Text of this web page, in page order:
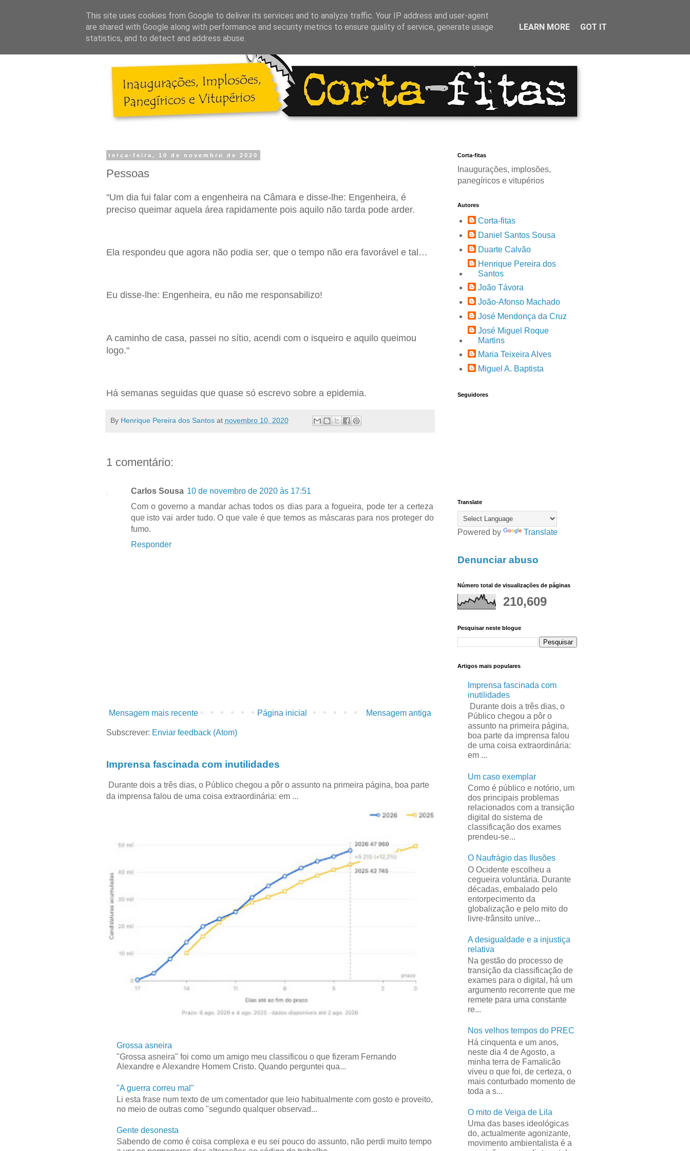
terça-feira, 10 de novembro de 2020
Pessoas
"Um dia fui falar com a engenheira na Câmara e disse-lhe: Engenheira, é
preciso queimar aquela área rapidamente pois aquilo não tarda pode arder.
Ela respondeu que agora não podia ser, que o tempo não era favorável e tal…
Eu disse-lhe: Engenheira, eu não me responsabilizo!
A caminho de casa, passei no sítio, acendi com o isqueiro e aquilo queimou
logo."
Há semanas seguidas que quase só escrevo sobre a epidemia.
By Henrique Pereira dos Santos at novembro 10, 2020
1 comentário:
Carlos Sousa 10 de novembro de 2020 às 17:51
Com o governo a mandar achas todos os dias para a fogueira, pode ter a certeza
que isto vai arder tudo. O que vale é que temos as máscaras para nos proteger do
fumo.
Responder
Mensagem mais recente Mensagem antiga
Página inicial
Subscrever: Enviar feedback (Atom)
Imprensa fascinada com inutilidades
Durante dois a três dias, o Público chegou a pôr o assunto na primeira página, boa parte
da imprensa falou de uma coisa extraordinária: em ...
Grossa asneira
"Grossa asneira" foi como um amigo meu classificou o que fizeram Fernando
Alexandre e Alexandre Homem Cristo. Quando perguntei qua...
"A guerra correu mal"
Li esta frase num texto de um comentador que leio habitualmente com gosto e proveito,
no meio de outras como "segundo qualquer observad...
Gente desonesta
Sabendo de como é coisa complexa e eu sei pouco do assunto, não perdi muito tempo
Corta-fitas
Inaugurações, implosões,
panegíricos e vitupérios
Autores
Corta-fitas
Daniel Santos Sousa
Duarte Calvão
Henrique Pereira dos
Santos
João Távora
João-Afonso Machado
José Mendonça da Cruz
José Miguel Roque
Martins
Maria Teixeira Alves
Miguel A. Baptista
Seguidores
Translate
Powered by Translate
Denunciar abuso
Número total de visualizações de páginas
210,609
Pesquisar neste blogue
Artigos mais populares
Imprensa fascinada com
inutilidades
Durante dois a três dias, o
Público chegou a pôr o
assunto na primeira página,
boa parte da imprensa falou
de uma coisa extraordinária:
em ...
Um caso exemplar
Como é público e notório, um
dos principais problemas
relacionados com a transição
digital do sistema de
classificação dos exames
prendeu-se...
O Naufrágio das Ilusões
O Ocidente escolheu a
cegueira voluntária. Durante
décadas, embalado pelo
entorpecimento da
globalização e pelo mito do
livre-trânsito unive...
A desigualdade e a injustiça
relativa
Na gestão do processo de
transição da classificação de
exames para o digital, há um
argumento recorrente que me
remete para uma constante
re...
Nos velhos tempos do PREC
Há cinquenta e um anos,
neste dia 4 de Agosto, a
minha terra de Famalicão
viveu o que foi, de certeza, o
mais conturbado momento de
toda a s...
O mito de Veiga de Lila
Uma das bases ideológicas
do, actualmente agonizante,
movimento ambientalista é a
This site uses cookies from Google to deliver its services and to analyze traffic. Your IP address and user-agent
are shared with Google along with performance and security metrics to ensure quality of service, generate usage
statistics, and to detect and address abuse.
LEARN MORE GOT IT